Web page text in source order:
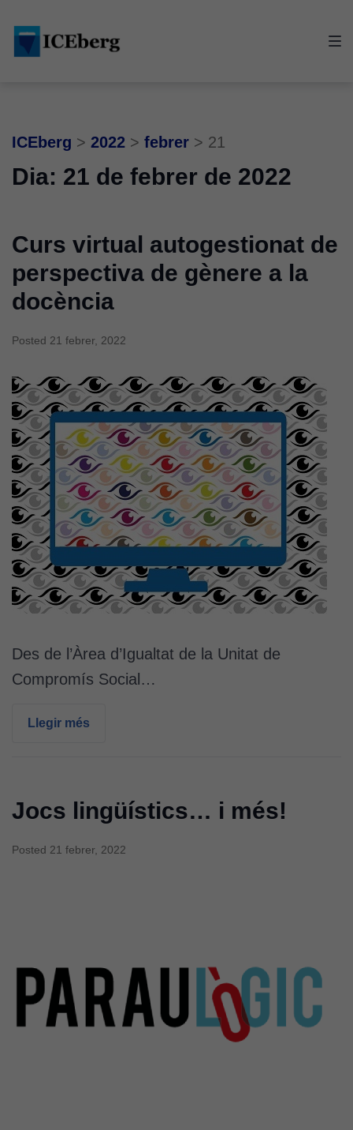
main
content
footer
ICEberg > 2022 > febrer > 21
Dia: 21 de febrer de 2022
Curs virtual autogestionat de
perspectiva de gènere a la
docència
Posted 21 febrer, 2022
Des de l’Àrea d’Igualtat de la Unitat de
Compromís Social…
Llegir més
Jocs lingüístics… i més!
Posted 21 febrer, 2022